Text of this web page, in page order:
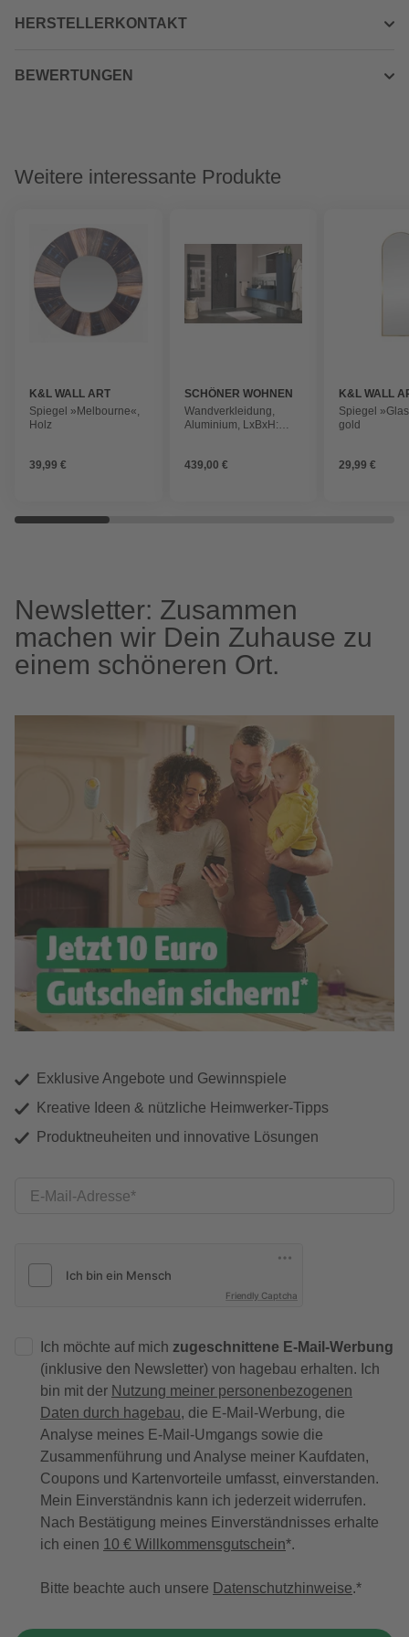
HERSTELLERKONTAKT
BEWERTUNGEN
Weitere interessante Produkte
K&L WALL ART
Spiegel »Melbourne«,
Holz
39,99 €
SCHÖNER WOHNEN
Wandverkleidung,
Aluminium, LxBxH:
439,00 €
K&L WALL
Spiegel
gold
29,99 €
Newsletter: Zusammen
machen wir Dein Zuhause zu
einem schöneren Ort.
Exklusive Angebote und Gewinnspiele
Kreative Ideen & nützliche Heimwerker-Tipps
Produktneuheiten und innovative Lösungen
E-Mail-Adresse
Friendly Captcha
Ich möchte auf mich zugeschnittene E-Mail-Werbung
(inklusive den Newsletter) von hagebau erhalten. Ich
bin mit der Nutzung meiner personenbezogenen
Daten durch hagebau, die E-Mail-Werbung, die
Analyse meines E-Mail-Umgangs sowie die
Zusammenführung und Analyse meiner Kaufdaten,
Coupons und Kartenvorteile umfasst, einverstanden.
Mein Einverständnis kann ich jederzeit widerrufen.
Nach Bestätigung meines Einverständnisses erhalte
ich einen 10 € Willkommensgutschein*.
Bitte beachte auch unsere Datenschutzhinweise.